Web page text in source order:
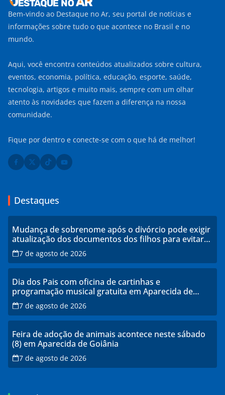
Bem-vindo ao Destaque no Ar, seu portal de notícias e
informações sobre tudo o que acontece no Brasil e no
mundo.
Aqui, você encontra conteúdos atualizados sobre cultura,
eventos, economia, política, educação, esporte, saúde,
tecnologia, artigos e muito mais, sempre com um olhar
atento às novidades que fazem a diferença na nossa
comunidade.
Fique por dentro e conecte-se com o que há de melhor!
Destaques
Mudança de sobrenome após o divórcio pode exigir
atualização dos documentos dos filhos para evitar
transtornos
7 de agosto de 2026
Dia dos Pais com oficina de cartinhas e
programação musical gratuita em Aparecida de
Goiânia
7 de agosto de 2026
Feira de adoção de animais acontece neste sábado
(8) em Aparecida de Goiânia
7 de agosto de 2026